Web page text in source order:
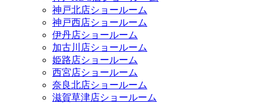
神戸北店ショールーム
神戸西店ショールーム
伊丹店ショールーム
加古川店ショールーム
姫路店ショールーム
西宮店ショールーム
奈良北店ショールーム
滋賀草津店ショールーム